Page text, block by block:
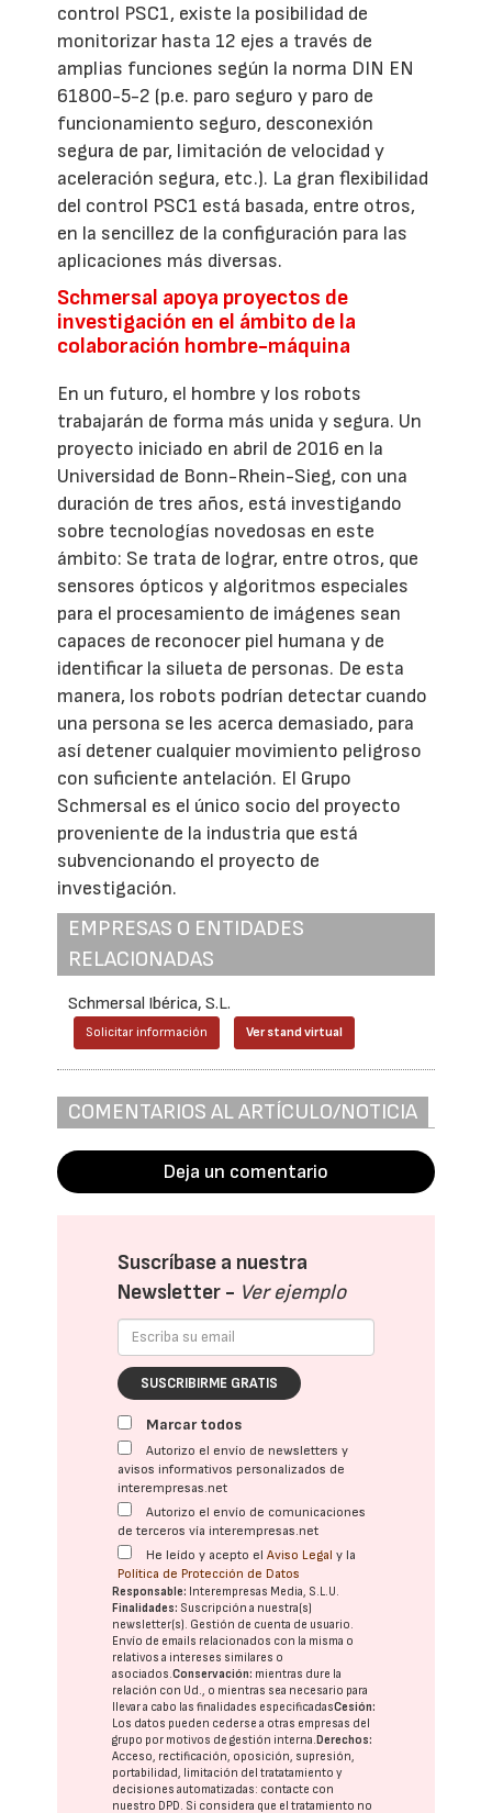
control PSC1, existe la posibilidad de
monitorizar hasta 12 ejes a través de
amplias funciones según la norma DIN EN
61800-5-2 (p.e. paro seguro y paro de
funcionamiento seguro, desconexión
segura de par, limitación de velocidad y
aceleración segura, etc.). La gran flexibilidad
del control PSC1 está basada, entre otros,
en la sencillez de la configuración para las
aplicaciones más diversas.
Schmersal apoya proyectos de
investigación en el ámbito de la
colaboración hombre-máquina
En un futuro, el hombre y los robots
trabajarán de forma más unida y segura. Un
proyecto iniciado en abril de 2016 en la
Universidad de Bonn-Rhein-Sieg, con una
duración de tres años, está investigando
sobre tecnologías novedosas en este
ámbito: Se trata de lograr, entre otros, que
sensores ópticos y algoritmos especiales
para el procesamiento de imágenes sean
capaces de reconocer piel humana y de
identificar la silueta de personas. De esta
manera, los robots podrían detectar cuando
una persona se les acerca demasiado, para
así detener cualquier movimiento peligroso
con suficiente antelación. El Grupo
Schmersal es el único socio del proyecto
proveniente de la industria que está
subvencionando el proyecto de
investigación.
EMPRESAS O ENTIDADES
RELACIONADAS
Schmersal Ibérica, S.L.
Solicitar información Ver stand virtual
COMENTARIOS AL ARTÍCULO/NOTICIA
Deja un comentario
Suscríbase a nuestra
Newsletter - Ver ejemplo
SUSCRIBIRME GRATIS
Marcar todos
Autorizo el envío de newsletters y
avisos informativos personalizados de
interempresas.net
Autorizo el envío de comunicaciones
de terceros vía interempresas.net
He leído y acepto elAviso Legal y la
Política de Protección de Datos
Responsable: Interempresas Media, S.L.U.
Finalidades: Suscripción a nuestra(s)
newsletter(s). Gestión de cuenta de usuario.
Envío de emails relacionados con la misma o
relativos a intereses similares o
asociados.Conservación: mientras dure la
relación con Ud., o mientras sea necesario para
llevar a cabo las finalidades especificadasCesión:
Los datos pueden cederse a otras empresas del
grupo por motivos de gestión interna.Derechos:
Acceso, rectificación, oposición, supresión,
portabilidad, limitación del tratatamiento y
decisiones automatizadas: contacte con
nuestro DPD . Si considera que el tratamiento no